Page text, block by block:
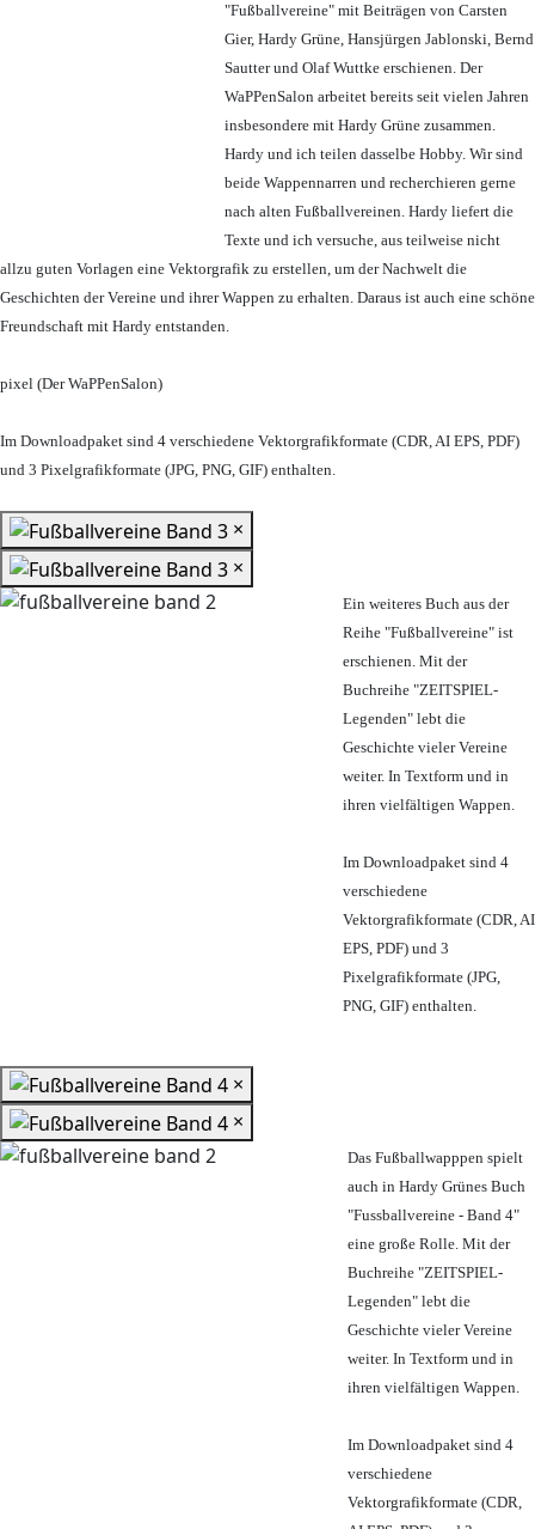
"Fußballvereine" mit Beiträgen von Carsten
Gier, Hardy Grüne, Hansjürgen Jablonski, Bernd
Sautter und Olaf Wuttke erschienen. Der
WaPPenSalon arbeitet bereits seit vielen Jahren
insbesondere mit Hardy Grüne zusammen.
Hardy und ich teilen dasselbe Hobby. Wir sind
beide Wappennarren und recherchieren gerne
nach alten Fußballvereinen. Hardy liefert die
Texte und ich versuche, aus teilweise nicht
allzu guten Vorlagen eine Vektorgrafik zu erstellen, um der Nachwelt die
Geschichten der Vereine und ihrer Wappen zu erhalten. Daraus ist auch eine schöne
Freundschaft mit Hardy entstanden.
pixel (Der WaPPenSalon)
Im Downloadpaket sind 4 verschiedene Vektorgrafikformate (CDR, AI EPS, PDF)
und 3 Pixelgrafikformate (JPG, PNG, GIF) enthalten.
×
×
Ein weiteres Buch aus der
Reihe "Fußballvereine" ist
erschienen. Mit der
Buchreihe "ZEITSPIEL-
Legenden" lebt die
Geschichte vieler Vereine
weiter. In Textform und in
ihren vielfältigen Wappen.
Im Downloadpaket sind 4
verschiedene
Vektorgrafikformate (CDR, AI
EPS, PDF) und 3
Pixelgrafikformate (JPG,
PNG, GIF) enthalten.
×
×
Das Fußballwapppen spielt
auch in Hardy Grünes Buch
"Fussballvereine - Band 4"
eine große Rolle. Mit der
Buchreihe "ZEITSPIEL-
Legenden" lebt die
Geschichte vieler Vereine
weiter. In Textform und in
ihren vielfältigen Wappen.
Im Downloadpaket sind 4
verschiedene
Vektorgrafikformate (CDR,